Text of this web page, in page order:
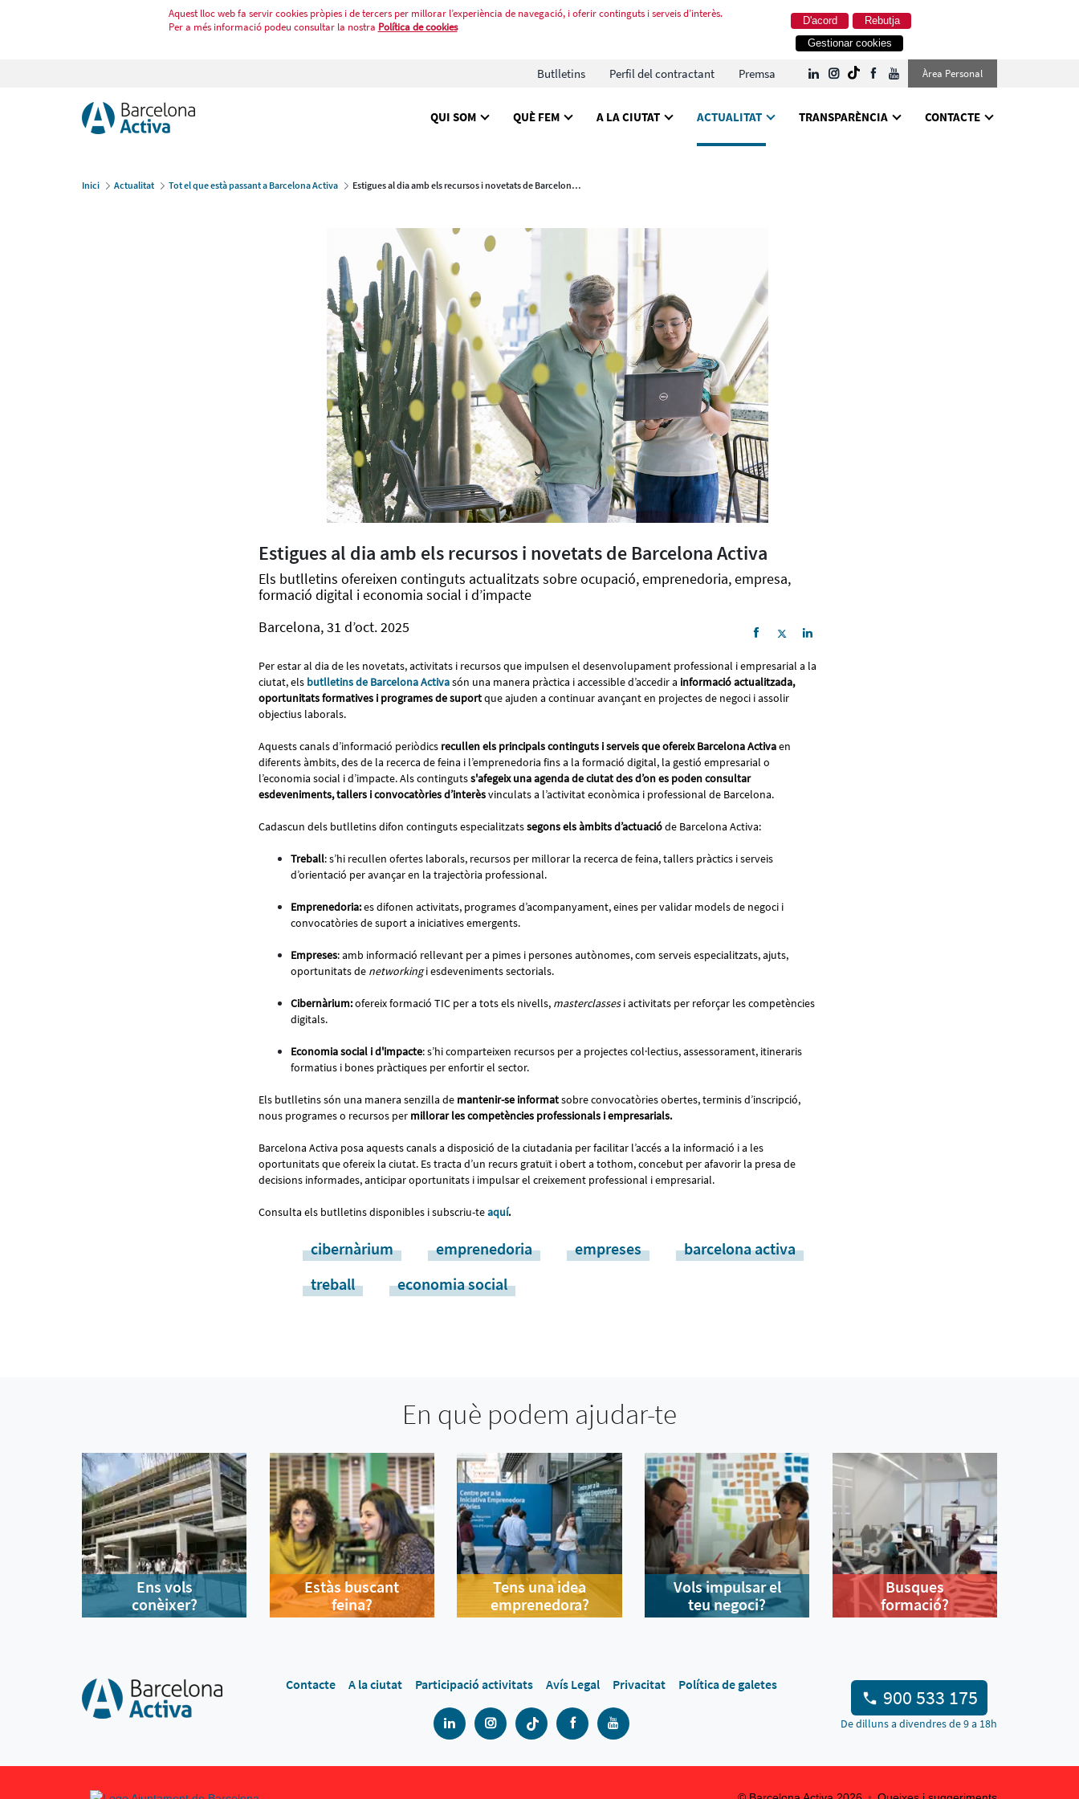
Aquest lloc web fa servir cookies pròpies i de tercers per millorar l’experiència de navegació, i oferir continguts i serveis d’interès.
Per a més informació podeu consultar la nostra Política de cookies Rebutja
D'acord
Gestionar cookies
Butlletins Perfil del contractant Premsa Àrea Personal
QUI SOM QUÈ FEM A LA CIUTAT ACTUALITAT TRANSPARÈNCIA CONTACTE
Inici Actualitat Tot el que està passant a Barcelona Activa Estigues al dia amb els recursos i novetats de Barcelona Activa
Estigues al dia amb els recursos i novetats de Barcelona Activa
Els butlletins ofereixen continguts actualitzats sobre ocupació, emprenedoria, empresa,
formació digital i economia social i d’impacte
Barcelona, 31 d’oct. 2025
Per estar al dia de les novetats, activitats i recursos que impulsen el desenvolupament professional i empresarial a la
ciutat, els butlletins de Barcelona Activasón una manera pràctica i accessible d’accedir a informació actualitzada,
oportunitats formatives i programes de suportque ajuden a continuar avançant en projectes de negoci i assolir
objectius laborals.
Aquests canals d’informació periòdics recullen els principals continguts i serveis que ofereix Barcelona Activaen
diferents àmbits, des de la recerca de feina i l’emprenedoria fins a la formació digital, la gestió empresarial o
l’economia social i d’impacte. Als contingutss'afegeix una agenda de ciutat des d’on es poden consultar
esdeveniments, tallers i convocatòries d’interèsvinculats a l’activitat econòmica i professional de Barcelona.
Cadascun dels butlletins difon continguts especialitzatssegons els àmbits d’actuacióde Barcelona Activa:
Treball: s’hi recullen ofertes laborals, recursos per millorar la recerca de feina, tallers pràctics i serveis
d’orientació per avançar en la trajectòria professional.
Emprenedoria:es difonen activitats, programes d’acompanyament, eines per validar models de negoci i
convocatòries de suport a iniciatives emergents.
Empreses: amb informació rellevant per a pimes i persones autònomes, com serveis especialitzats, ajuts,
oportunitats de networkingi esdeveniments sectorials.
Cibernàrium:ofereix formació TIC per a tots els nivells, masterclassesi activitats per reforçar les competències
digitals.
Economia social i d'impacte: s’hi comparteixen recursos per a projectes col·lectius, assessorament, itineraris
formatius i bones pràctiques per enfortir el sector.
Els butlletins són una manera senzilla de mantenir-se informatsobre convocatòries obertes, terminis d’inscripció,
nous programes o recursos per millorar les competències professionals i empresarials.
Barcelona Activa posa aquests canals a disposició de la ciutadania per facilitar l’accés a la informació i a les
oportunitats que ofereix la ciutat. Es tracta d’un recurs gratuït i obert a tothom, concebut per afavorir la presa de
decisions informades, anticipar oportunitats i impulsar el creixement professional i empresarial.
Consulta els butlletins disponibles i subscriu-teaquí.
cibernàrium emprenedoria empreses
barcelona activa
treball
economia social
En què podem ajudar-te
Ens vols
conèixer?
Estàs buscant
feina?
Tens una idea
emprenedora?
Vols impulsar el
teu negoci?
Busques
formació?
Contacte A la ciutat Participació activitats Avís Legal Privacitat Política de galetes
900 533 175
De dilluns a divendres de 9 a 18h